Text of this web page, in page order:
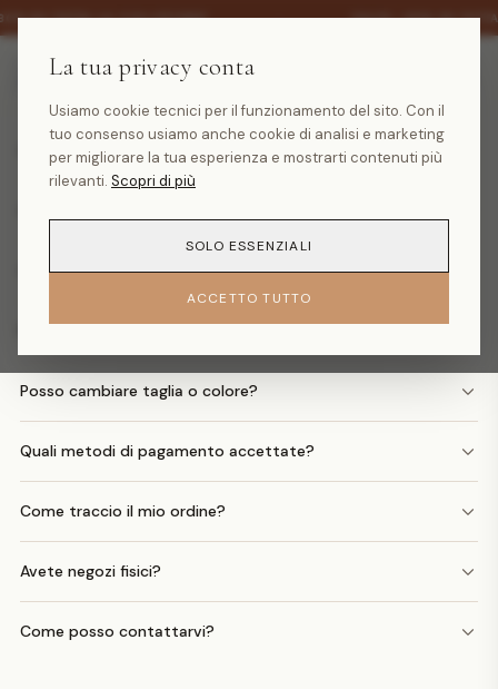
SU TUTTA LA COLLEZIONE · SALDI -30% SU
Domande frequenti
Quanto costa la spedizione?
Come faccio un reso?
Posso avere il rimborso in denaro?
Posso cambiare taglia o colore?
Quali metodi di pagamento accettate?
Come traccio il mio ordine?
Avete negozi fisici?
Come posso contattarvi?
La tua privacy conta
Usiamo cookie tecnici per il funzionamento del sito. Con il
tuo consenso usiamo anche cookie di analisi e marketing
per migliorare la tua esperienza e mostrarti contenuti più
rilevanti. Scopri di più
SOLO ESSENZIALI
ACCETTO TUTTO